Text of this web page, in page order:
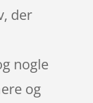
der
nogle
og